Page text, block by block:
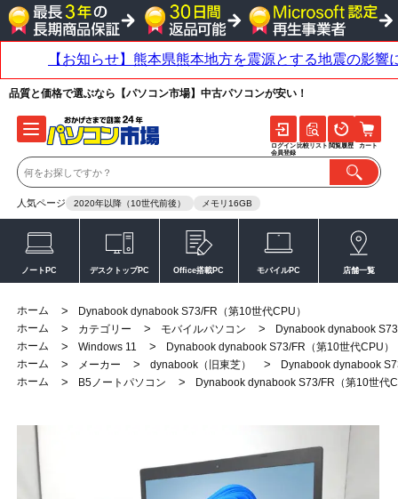
品質と価格で選ぶなら【パソコン市場】中古パソコンが安い！
人気ページ 2020年以降（10世代前後） メモリ16GB
ログイン
会員登録
比較リスト 閲覧履歴 カート
ノートPC デスクトップPC Office搭載PC モバイルPC 店舗一覧
ホーム >
Dynabook dynabook S73/FR（第10世代CPU）
ホーム
> カテゴリー > モバイルパソコン >
Dynabook dynabook
ホーム
> Windows 11 >
Dynabook dynabook S73/FR（第10世代CPU）
ホーム
> メーカー > dynabook（旧東芝） >
Dynabook dynabook
ホーム
> B5ノートパソコン > Dynabook dynabook S73/FR（第10世代